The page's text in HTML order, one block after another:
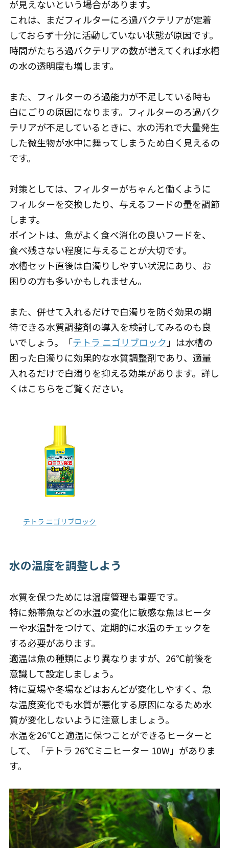
が見えないという場合があります。
これは、まだフィルターにろ過バクテリアが定着
しておらず十分に活動していない状態が原因です。
時間がたちろ過バクテリアの数が増えてくれば水槽
の水の透明度も増します。
また、フィルターのろ過能力が不足している時も
白にごりの原因になります。フィルターのろ過バク
テリアが不足しているときに、水の汚れで大量発生
した微生物が水中に舞ってしまうため白く見えるの
です。
対策としては、フィルターがちゃんと働くように
フィルターを交換したり、与えるフードの量を調節
します。
ポイントは、魚がよく食べ消化の良いフードを、
食べ残さない程度に与えることが大切です。
水槽セット直後は白濁りしやすい状況にあり、お
困りの方も多いかもしれません。
また、併せて入れるだけで白濁りを防ぐ効果の期
待できる水質調整剤の導入を検討してみるのも良
いでしょう。「テトラ ニゴリブロック 」は水槽の
困った白濁りに効果的な水質調整剤であり、適量
入れるだけで白濁りを抑える効果があります。詳し
くはこちらをご覧ください。
テトラ ニゴリブロック
水の温度を調整しよう
水質を保つためには温度管理も重要です。
特に熱帯魚などの水温の変化に敏感な魚はヒータ
ーや水温計をつけて、定期的に水温のチェックを
する必要があります。
適温は魚の種類により異なりますが、26℃前後を
意識して設定しましょう。
特に夏場や冬場などはおんどが変化しやすく、急
な温度変化でも水質が悪化する原因になるため水
質が変化しないように注意しましょう。
水温を26℃と適温に保つことができるヒーターと
して、「テトラ 26℃ミニヒーター 10W」がありま
す。